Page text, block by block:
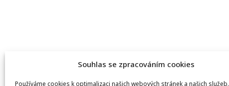
Souhlas se zpracováním cookies
Používáme cookies k optimalizaci našich webových stránek a našich služeb.